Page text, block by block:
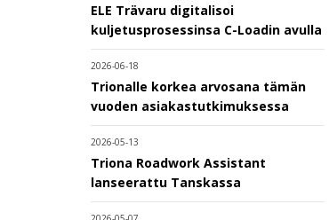
ELE Trävaru digitalisoi
kuljetusprosessinsa C-Loadin avulla
2026-06-18
Trionalle korkea arvosana tämän
vuoden asiakastutkimuksessa
2026-05-13
Triona Roadwork Assistant
lanseerattu Tanskassa